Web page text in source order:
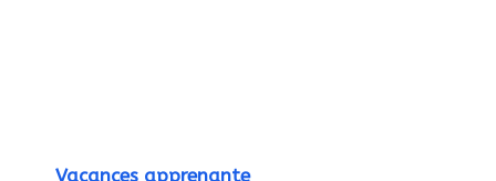
Vacances apprenante